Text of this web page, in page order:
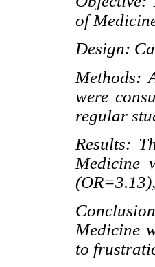
of
Design:
Methods:
were
regular
Results:
Medicine
Medicine
to